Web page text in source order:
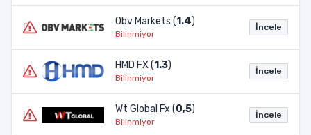
Obv Markets (1.4)
Bilinmiyor
İncele
HMD FX (1.3)
Bilinmiyor
İncele
Wt Global Fx (0,5)
Bilinmiyor
İncele